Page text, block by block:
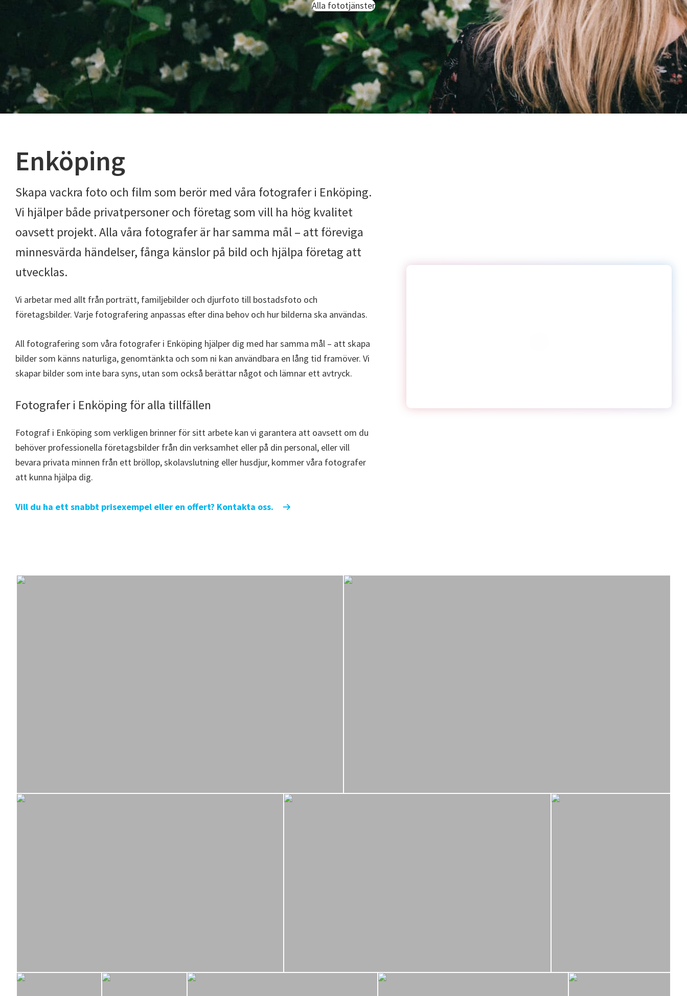
Alla fototjänster
Enköping
Skapa vackra foto och film som berör med våra fotografer i Enköping.
Vi hjälper både privatpersoner och företag som vill ha hög kvalitet
oavsett projekt. Alla våra fotografer är har samma mål – att föreviga
minnesvärda händelser, fånga känslor på bild och hjälpa företag att
utvecklas.
Vi arbetar med allt från porträtt, familjebilder och djurfoto till bostadsfoto och
företagsbilder. Varje fotografering anpassas efter dina behov och hur bilderna ska användas.
All fotografering som våra fotografer i Enköping hjälper dig med har samma mål – att skapa
bilder som känns naturliga, genomtänkta och som ni kan användbara en lång tid framöver. Vi
skapar bilder som inte bara syns, utan som också berättar något och lämnar ett avtryck.
Fotografer i Enköping för alla tillfällen
Fotograf i Enköping som verkligen brinner för sitt arbete kan vi garantera att oavsett om du
behöver professionella företagsbilder från din verksamhet eller på din personal, eller vill
bevara privata minnen från ett bröllop, skolavslutning eller husdjur, kommer våra fotografer
att kunna hjälpa dig.
Vill du ha ett snabbt prisexempel eller en offert? Kontakta oss.